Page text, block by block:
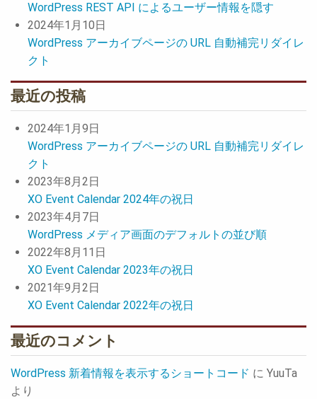
WordPress REST API によるユーザー情報を隠す
2024年1月10日
WordPress アーカイブページの URL 自動補完リダイレ
クト
最近の投稿
2024年1月9日
WordPress アーカイブページの URL 自動補完リダイレ
クト
2023年8月2日
XO Event Calendar 2024年の祝日
2023年4月7日
WordPress メディア画面のデフォルトの並び順
2022年8月11日
XO Event Calendar 2023年の祝日
2021年9月2日
XO Event Calendar 2022年の祝日
最近のコメント
WordPress 新着情報を表示するショートコード に YuuTa
より